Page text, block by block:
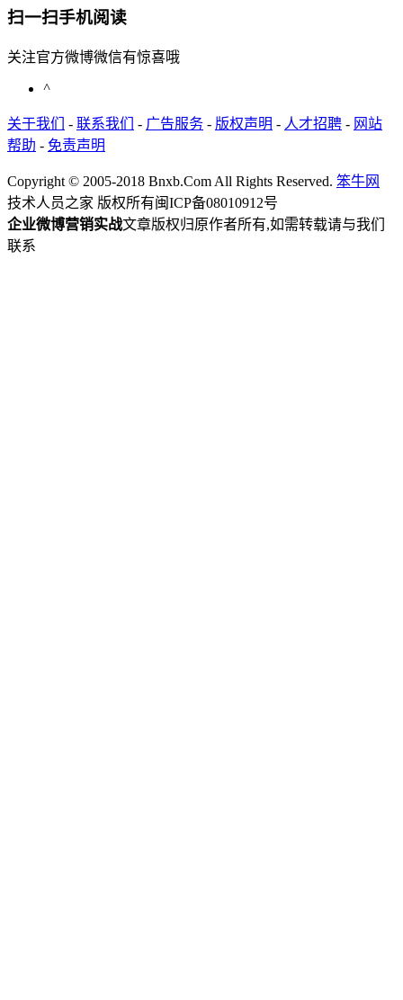
扫一扫手机阅读
关注官方微博微信有惊喜哦
^
关于我们 - 联系我们 - 广告服务 - 版权声明 - 人才招聘 - 网站
帮助 - 免责声明
Copyright © 2005-2018 Bnxb.Com All Rights Reserved. 笨牛网
技术人员之家 版权所有闽ICP备08010912号
企业微博营销实战文章版权归原作者所有,如需转载请与我们
联系